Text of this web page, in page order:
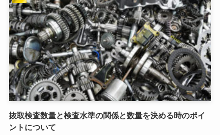
抜取検査数量と検査水準の関係と数量を決める時のポイ
ントについて